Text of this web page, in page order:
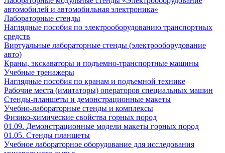
автомобилей и автомобильная электроника»
Лабораторные стенды
Наглядные пособия по электрооборудованию транспортных
средств
Виртуальные лабораторные стенды (электрооборудование
авто)
Краны, экскаваторы и подъемно-транспортные машины
Учебные тренажеры
Наглядные пособия по кранам и подъемной технике
Рабочие места (имитаторы) операторов специальных машин
Стенды-планшеты и демонстрационные макеты
Учебно-лабораторные стенды и комплексы
Физико-химические свойства горных пород
01.09. Демонстрационные модели макеты горных пород
01.05. Стенды планшеты
Учебное лабораторное оборудование для исследования